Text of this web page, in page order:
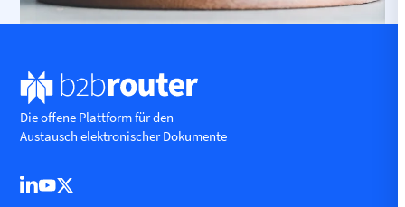
Die offene Plattform für den
Austausch elektronischer Dokumente